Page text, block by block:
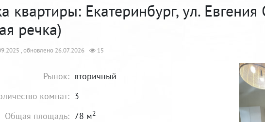
квартиры: Екатеринбург, ул. Евгения
речка)
, обновлено 26.07.2026 15
Рынок: вторичный
комнат: 3
Общая площадь: 78 м2